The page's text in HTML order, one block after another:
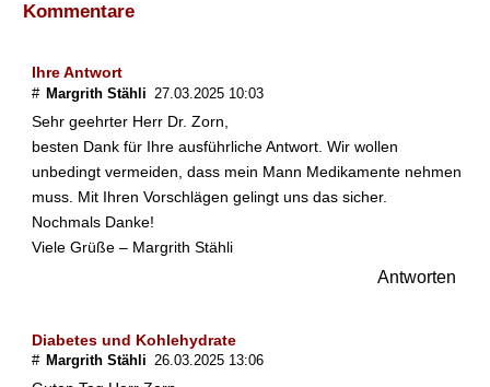
Kommentare
Ihre Antwort
# Margrith Stähli 27.03.2025 10:03
Sehr geehrter Herr Dr. Zorn,
besten Dank für Ihre ausführliche Antwort. Wir wollen
unbedingt vermeiden, dass mein Mann Medikamente nehmen
muss. Mit Ihren Vorschlägen gelingt uns das sicher.
Nochmals Danke!
Viele Grüße – Margrith Stähli
Antworten
Diabetes und Kohlehydrate
# Margrith Stähli 26.03.2025 13:06
e
i
e
b
e
r
S
ü
t
o